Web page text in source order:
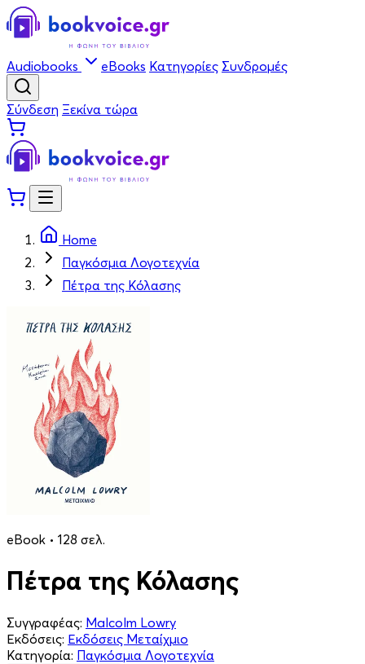
Audiobooks eBooks Κατηγορίες Συνδρομές
Σύνδεση Ξεκίνα τώρα
Home
Παγκόσμια Λογοτεχνία
Πέτρα της Κόλασης
eBook • 128 σελ.
Πέτρα της Κόλασης
Συγγραφέας: Malcolm Lowry
Εκδόσεις: Εκδόσεις Μεταίχμιο
Κατηγορία: Παγκόσμια Λογοτεχνία